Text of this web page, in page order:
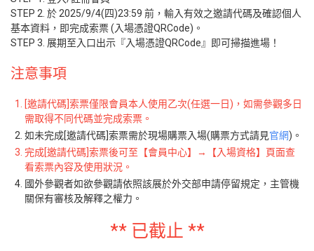
STEP 2. 於 2025/9/4(四)23:59 前，輸入有效之邀請代碼及確認個人
基本資料，即完成索票 (入場憑證QRCode)。
STEP 3. 展期至入口出示『入場憑證QRCode』即可掃描進場！
注意事項
[邀請代碼]索票僅限會員本人使用乙次(任選一日)，如需參觀多日
需取得不同代碼並完成索票。
如未完成[邀請代碼]索票需於現場購票入場(購票方式請見官網)。
完成[邀請代碼]索票後可至【會員中心】→【入場資格】頁面查
看索票內容及使用狀況。
國外參觀者如欲參觀請依照該展於外交部申請停留規定，主管機
關保有審核及解釋之權力。
** 已截止 **